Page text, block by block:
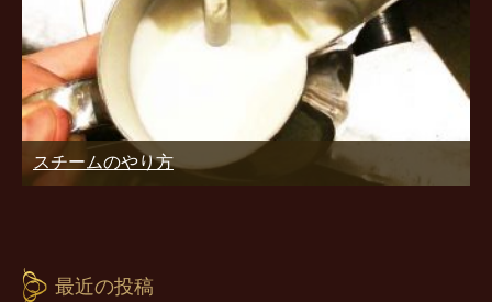
スチームのやり方
最近の投稿